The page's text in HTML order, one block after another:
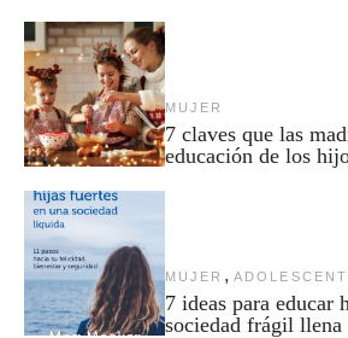
MUJER
7 claves que las
educación de los
MUJER ,
7 ideas para educar
sociedad frágil